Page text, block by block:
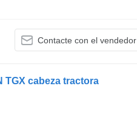
Contacte con el vendedor
TGX cabeza tractora